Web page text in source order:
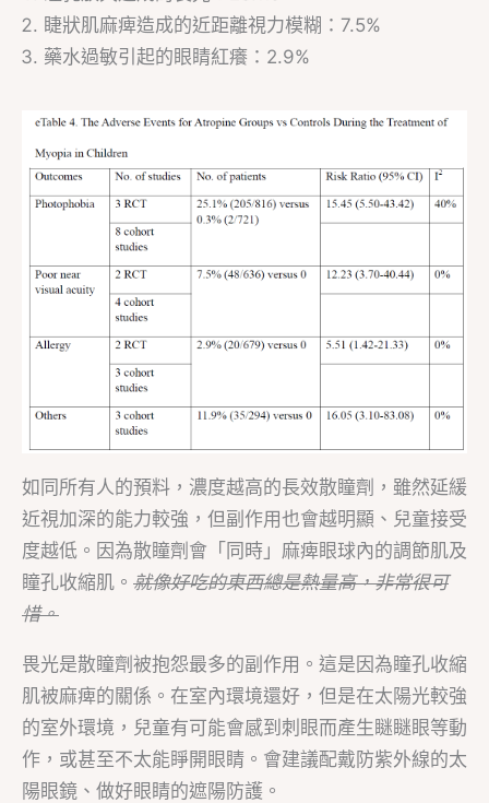
睫狀肌麻痺造成的近距離視力模糊：7.5%
藥水過敏引起的眼睛紅癢：2.9%
如同所有人的預料，濃度越高的長效散瞳劑，雖然延緩
近視加深的能力較強，但副作用也會越明顯、兒童接受
度越低。因為散瞳劑會「同時」麻痺眼球內的調節肌及
瞳孔收縮肌。 就像好吃的東西總是熱量高，非常很可
惜。
畏光是散瞳劑被抱怨最多的副作用。這是因為瞳孔收縮
肌被麻痺的關係。在室內環境還好，但是在太陽光較強
的室外環境，兒童有可能會感到刺眼而產生瞇瞇眼等動
作，或甚至不太能睜開眼睛。會建議配戴防紫外線的太
陽眼鏡、做好眼睛的遮陽防護。